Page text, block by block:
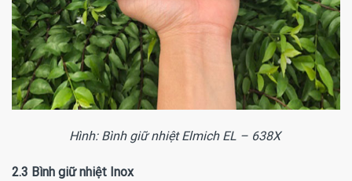
Hình: Bình giữ nhiệt Elmich EL – 638X
2.3 Bình giữ nhiệt Inox